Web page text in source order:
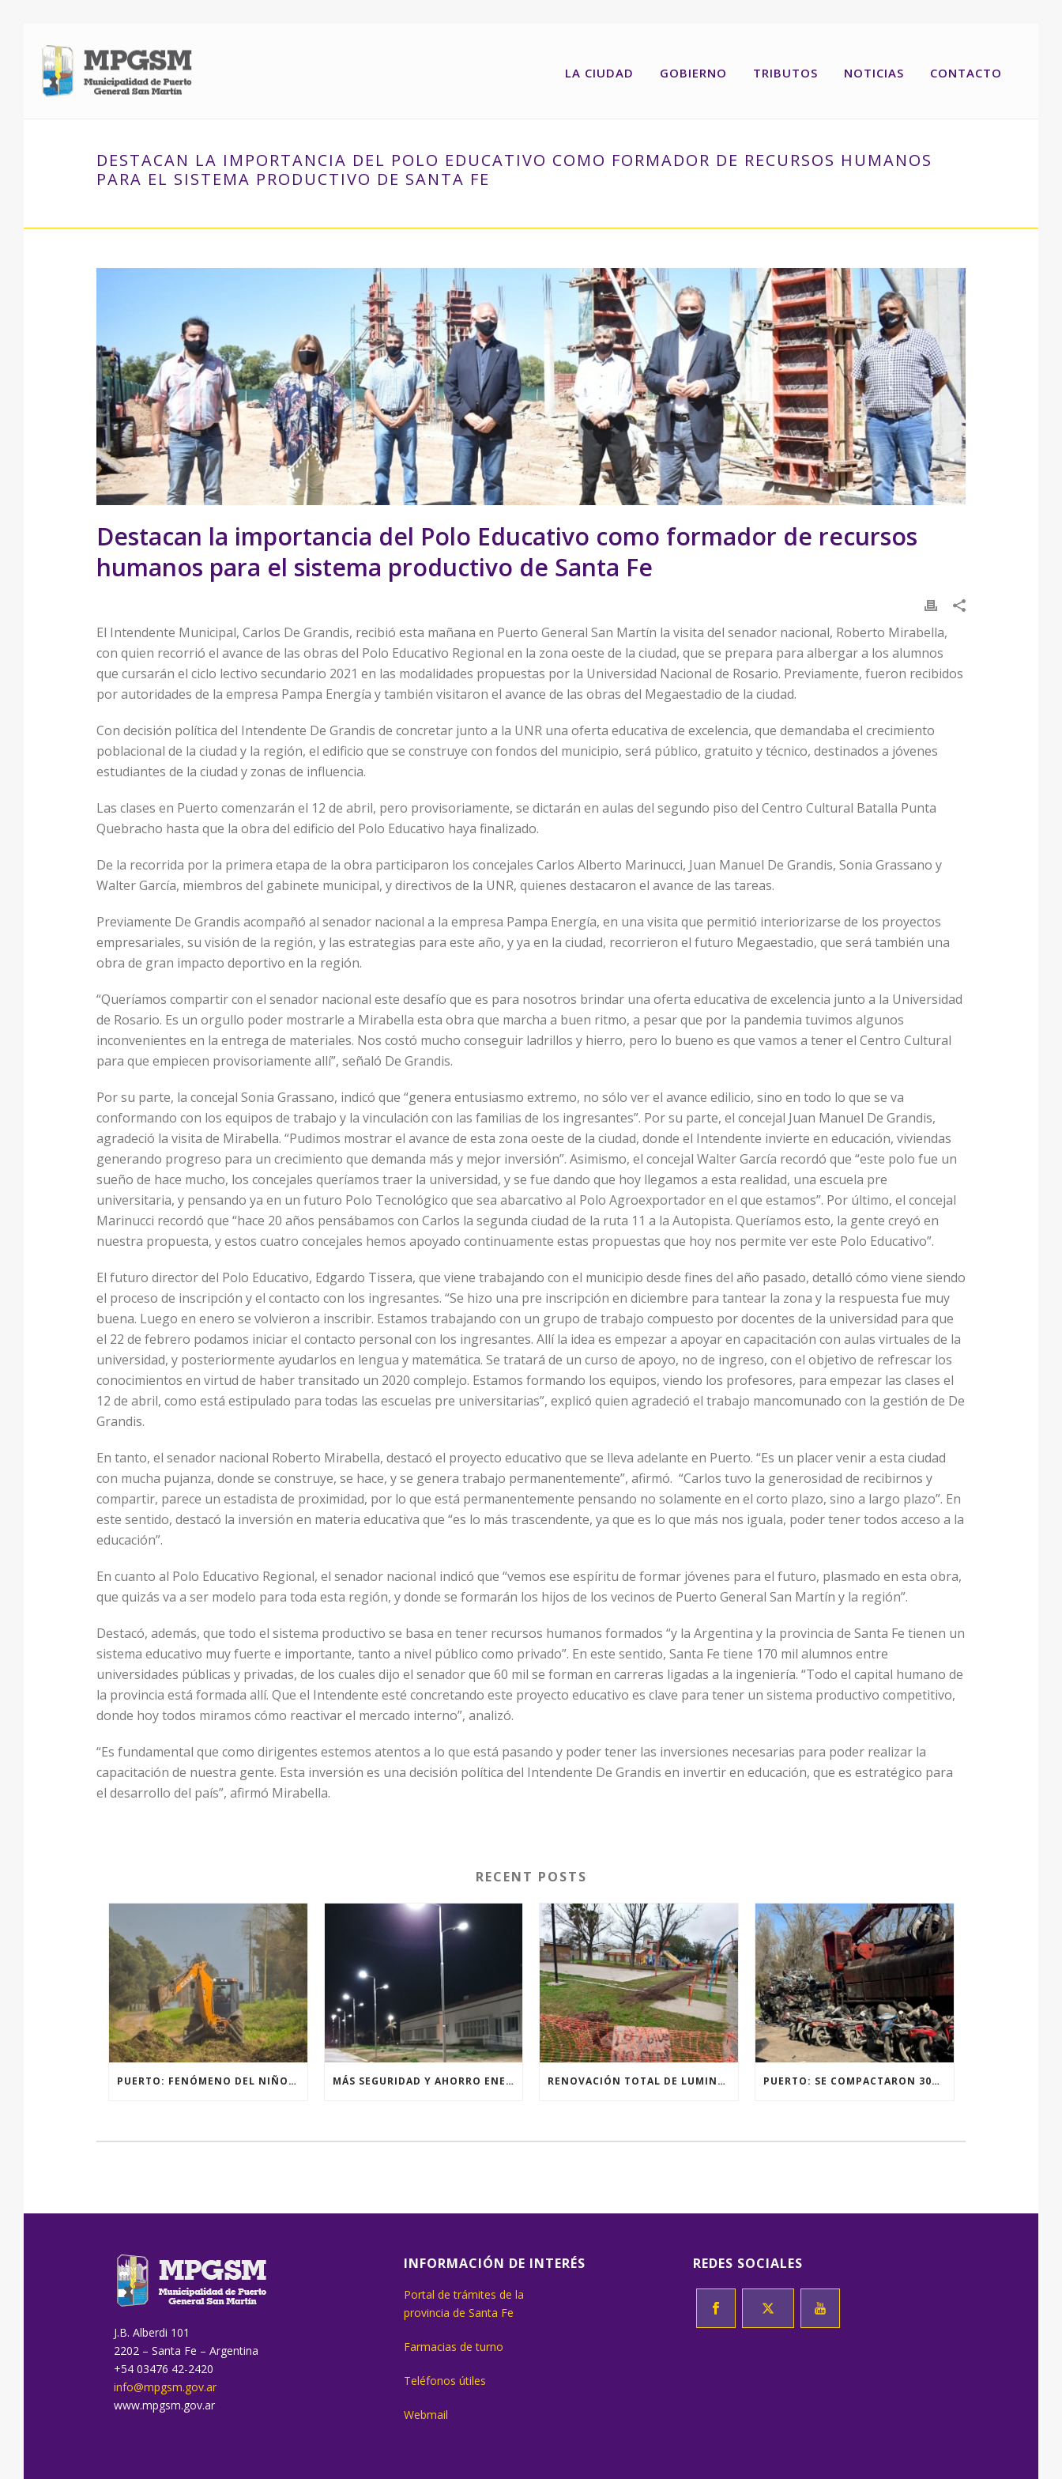
LA CIUDAD GOBIERNO TRIBUTOS NOTICIAS CONTACTO
DESTACAN LA IMPORTANCIA DEL POLO EDUCATIVO COMO FORMADOR DE RECURSOS HUMANOS
PARA EL SISTEMA PRODUCTIVO DE SANTA FE
Destacan la importancia del Polo Educativo como formador de recursos
humanos para el sistema productivo de Santa Fe
El Intendente Municipal, Carlos De Grandis, recibió esta mañana en Puerto General San Martín la visita del senador nacional, Roberto Mirabella,
con quien recorrió el avance de las obras del Polo Educativo Regional en la zona oeste de la ciudad, que se prepara para albergar a los alumnos
que cursarán el ciclo lectivo secundario 2021 en las modalidades propuestas por la Universidad Nacional de Rosario. Previamente, fueron recibidos
por autoridades de la empresa Pampa Energía y también visitaron el avance de las obras del Megaestadio de la ciudad.
Con decisión política del Intendente De Grandis de concretar junto a la UNR una oferta educativa de excelencia, que demandaba el crecimiento
poblacional de la ciudad y la región, el edificio que se construye con fondos del municipio, será público, gratuito y técnico, destinados a jóvenes
estudiantes de la ciudad y zonas de influencia.
Las clases en Puerto comenzarán el 12 de abril, pero provisoriamente, se dictarán en aulas del segundo piso del Centro Cultural Batalla Punta
Quebracho hasta que la obra del edificio del Polo Educativo haya finalizado.
De la recorrida por la primera etapa de la obra participaron los concejales Carlos Alberto Marinucci, Juan Manuel De Grandis, Sonia Grassano y
Walter García, miembros del gabinete municipal, y directivos de la UNR, quienes destacaron el avance de las tareas.
Previamente De Grandis acompañó al senador nacional a la empresa Pampa Energía, en una visita que permitió interiorizarse de los proyectos
empresariales, su visión de la región, y las estrategias para este año, y ya en la ciudad, recorrieron el futuro Megaestadio, que será también una
obra de gran impacto deportivo en la región.
“Queríamos compartir con el senador nacional este desafío que es para nosotros brindar una oferta educativa de excelencia junto a la Universidad
de Rosario. Es un orgullo poder mostrarle a Mirabella esta obra que marcha a buen ritmo, a pesar que por la pandemia tuvimos algunos
inconvenientes en la entrega de materiales. Nos costó mucho conseguir ladrillos y hierro, pero lo bueno es que vamos a tener el Centro Cultural
para que empiecen provisoriamente allí”, señaló De Grandis.
Por su parte, la concejal Sonia Grassano, indicó que “genera entusiasmo extremo, no sólo ver el avance edilicio, sino en todo lo que se va
conformando con los equipos de trabajo y la vinculación con las familias de los ingresantes”. Por su parte, el concejal Juan Manuel De Grandis,
agradeció la visita de Mirabella. “Pudimos mostrar el avance de esta zona oeste de la ciudad, donde el Intendente invierte en educación, viviendas
generando progreso para un crecimiento que demanda más y mejor inversión”. Asimismo, el concejal Walter García recordó que “este polo fue un
sueño de hace mucho, los concejales queríamos traer la universidad, y se fue dando que hoy llegamos a esta realidad, una escuela pre
universitaria, y pensando ya en un futuro Polo Tecnológico que sea abarcativo al Polo Agroexportador en el que estamos”. Por último, el concejal
Marinucci recordó que “hace 20 años pensábamos con Carlos la segunda ciudad de la ruta 11 a la Autopista. Queríamos esto, la gente creyó en
nuestra propuesta, y estos cuatro concejales hemos apoyado continuamente estas propuestas que hoy nos permite ver este Polo Educativo”.
El futuro director del Polo Educativo, Edgardo Tissera, que viene trabajando con el municipio desde fines del año pasado, detalló cómo viene siendo
el proceso de inscripción y el contacto con los ingresantes. “Se hizo una pre inscripción en diciembre para tantear la zona y la respuesta fue muy
buena. Luego en enero se volvieron a inscribir. Estamos trabajando con un grupo de trabajo compuesto por docentes de la universidad para que
el 22 de febrero podamos iniciar el contacto personal con los ingresantes. Allí la idea es empezar a apoyar en capacitación con aulas virtuales de la
universidad, y posteriormente ayudarlos en lengua y matemática. Se tratará de un curso de apoyo, no de ingreso, con el objetivo de refrescar los
conocimientos en virtud de haber transitado un 2020 complejo. Estamos formando los equipos, viendo los profesores, para empezar las clases el
12 de abril, como está estipulado para todas las escuelas pre universitarias”, explicó quien agradeció el trabajo mancomunado con la gestión de De
Grandis.
En tanto, el senador nacional Roberto Mirabella, destacó el proyecto educativo que se lleva adelante en Puerto. “Es un placer venir a esta ciudad
con mucha pujanza, donde se construye, se hace, y se genera trabajo permanentemente”, afirmó. “Carlos tuvo la generosidad de recibirnos y
compartir, parece un estadista de proximidad, por lo que está permanentemente pensando no solamente en el corto plazo, sino a largo plazo”. En
este sentido, destacó la inversión en materia educativa que “es lo más trascendente, ya que es lo que más nos iguala, poder tener todos acceso a la
educación”.
En cuanto al Polo Educativo Regional, el senador nacional indicó que “vemos ese espíritu de formar jóvenes para el futuro, plasmado en esta obra,
que quizás va a ser modelo para toda esta región, y donde se formarán los hijos de los vecinos de Puerto General San Martín y la región”.
Destacó, además, que todo el sistema productivo se basa en tener recursos humanos formados “y la Argentina y la provincia de Santa Fe tienen un
sistema educativo muy fuerte e importante, tanto a nivel público como privado”. En este sentido, Santa Fe tiene 170 mil alumnos entre
universidades públicas y privadas, de los cuales dijo el senador que 60 mil se forman en carreras ligadas a la ingeniería. “Todo el capital humano de
la provincia está formada allí. Que el Intendente esté concretando este proyecto educativo es clave para tener un sistema productivo competitivo,
donde hoy todos miramos cómo reactivar el mercado interno”, analizó.
“Es fundamental que como dirigentes estemos atentos a lo que está pasando y poder tener las inversiones necesarias para poder realizar la
capacitación de nuestra gente. Esta inversión es una decisión política del Intendente De Grandis en invertir en educación, que es estratégico para
el desarrollo del país”, afirmó Mirabella.
RECENT POSTS
PUERTO: FENÓMENO DEL NIÑO, ACCIONES PREVENTIVAS Y OBRAS. MÁS SEGURIDAD Y AHORRO ENERGÉTICO RENOVACIÓN TOTAL DE LUMINARIAS EN LA PLAZA JOSÉ PEDRONI DE SAN SEBASTIÁN. PUERTO: SE COMPACTARON 300 MOTOVEHÍCULOS
J.B. Alberdi 101
2202 – Santa Fe – Argentina
+54 03476 42-2420
info@mpgsm.gov.ar
www.mpgsm.gov.ar
INFORMACIÓN DE INTERÉS
Portal de trámites de la
provincia de Santa Fe
Farmacias de turno
Teléfonos útiles
Webmail
REDES SOCIALES